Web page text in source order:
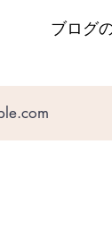
ブログ